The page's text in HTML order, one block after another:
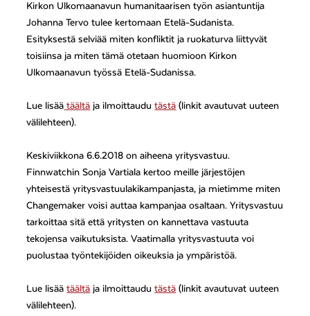
Kirkon Ulkomaanavun humanitaarisen työn asiantuntija
Johanna Tervo tulee kertomaan Etelä-Sudanista.
Esityksestä selviää miten konfliktit ja ruokaturva liittyvät
toisiinsa ja miten tämä otetaan huomioon Kirkon
Ulkomaanavun työssä Etelä-Sudanissa.
Lue lisää täältä ja ilmoittaudutästä (linkit avautuvat uuteen
välilehteen).
Keskiviikkona 6.6.2018 on aiheena yritysvastuu.
Finnwatchin Sonja Vartiala kertoo meille järjestöjen
yhteisestä yritysvastuulakikampanjasta, ja mietimme miten
Changemaker voisi auttaa kampanjaa osaltaan. Yritysvastuu
tarkoittaa sitä että yritysten on kannettava vastuuta
tekojensa vaikutuksista. Vaatimalla yritysvastuuta voi
puolustaa työntekijöiden oikeuksia ja ympäristöä.
Lue lisäätäältä ja ilmoittaudutästä (linkit avautuvat uuteen
välilehteen).